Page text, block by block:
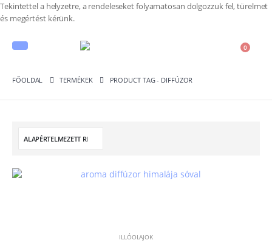
Tekintettel a helyzetre, a rendeleseket folyamatosan dolgozzuk fel, türelmet
és megértést kérünk.
0
FŐOLDAL TERMÉKEK PRODUCT TAG - DIFFÚZOR
ILLÓOLAJOK